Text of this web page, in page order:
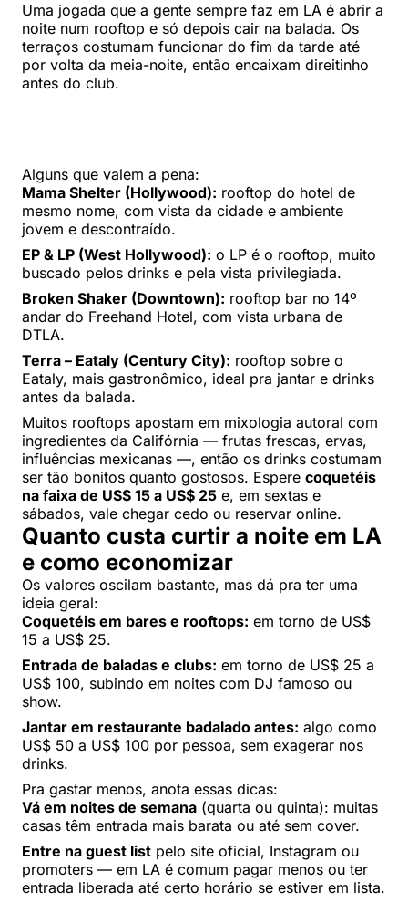
Uma jogada que a gente sempre faz em LA é abrir a
noite num rooftop e só depois cair na balada. Os
terraços costumam funcionar do fim da tarde até
por volta da meia-noite, então encaixam direitinho
antes do club.
Alguns que valem a pena:
Mama Shelter (Hollywood): rooftop do hotel de
mesmo nome, com vista da cidade e ambiente
jovem e descontraído.
EP & LP (West Hollywood): o LP é o rooftop, muito
buscado pelos drinks e pela vista privilegiada.
Broken Shaker (Downtown): rooftop bar no 14º
andar do Freehand Hotel, com vista urbana de
DTLA.
Terra – Eataly (Century City): rooftop sobre o
Eataly, mais gastronômico, ideal pra jantar e drinks
antes da balada.
Muitos rooftops apostam em mixologia autoral com
ingredientes da Califórnia — frutas frescas, ervas,
influências mexicanas —, então os drinks costumam
ser tão bonitos quanto gostosos. Espere coquetéis
na faixa de US$ 15 a US$ 25 e, em sextas e
sábados, vale chegar cedo ou reservar online.
Quanto custa curtir a noite em LA
e como economizar
Os valores oscilam bastante, mas dá pra ter uma
ideia geral:
Coquetéis em bares e rooftops: em torno de US$
15 a US$ 25.
Entrada de baladas e clubs: em torno de US$ 25 a
US$ 100, subindo em noites com DJ famoso ou
show.
Jantar em restaurante badalado antes: algo como
US$ 50 a US$ 100 por pessoa, sem exagerar nos
drinks.
Pra gastar menos, anota essas dicas:
Vá em noites de semana (quarta ou quinta): muitas
casas têm entrada mais barata ou até sem cover.
Entre na guest list pelo site oficial, Instagram ou
promoters — em LA é comum pagar menos ou ter
entrada liberada até certo horário se estiver em lista.